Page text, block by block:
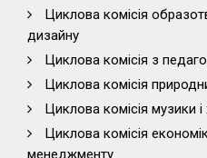
Циклова комісія
дизайну
Циклова комісія з
Циклова комісія
Циклова комісія музики і
Циклова комісія
менеджменту